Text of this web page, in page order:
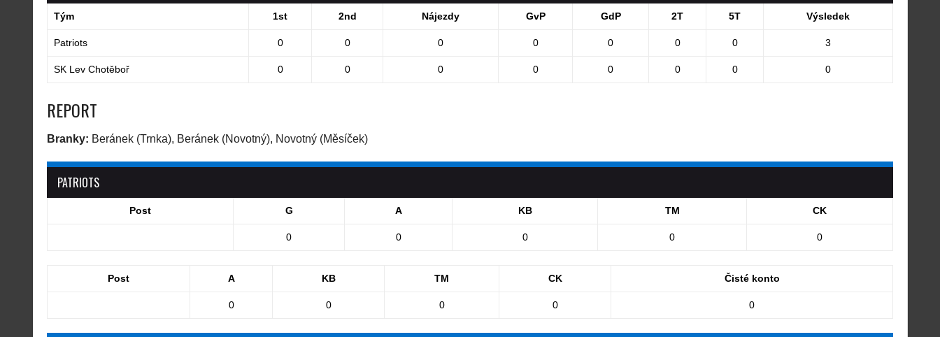
Tým 1st 2nd Nájezdy GvP GdP 2T 5T Výsledek
Patriots 0 0 0 0 0 0 0 3
SK Lev Chotěboř 0 0 0 0 0 0 0 0
REPORT
Branky: Beránek (Trnka), Beránek (Novotný), Novotný (Měsíček)
PATRIOTS
Post G A KB TM CK
0 0 0 0 0
Post A KB TM CK Čisté konto
0 0 0 0 0